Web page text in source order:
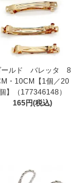
ールド バレッタ 8
・10CM【1個／20
】（177346148）
165円(税込)